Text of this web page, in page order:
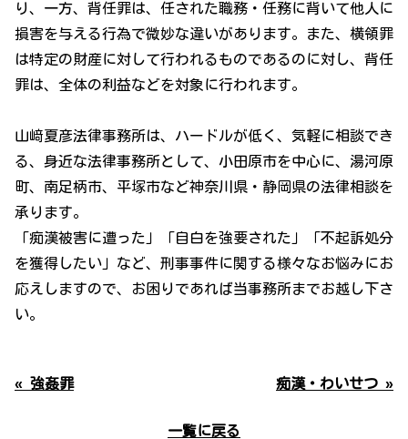
り、一方、背任罪は、任された職務・任務に背いて他人に
損害を与える行為で微妙な違いがあります。また、横領罪
は特定の財産に対して行われるものであるのに対し、背任
罪は、全体の利益などを対象に行われます。
山﨑夏彦法律事務所は、ハードルが低く、気軽に相談でき
る、身近な法律事務所として、小田原市を中心に、湯河原
町、南足柄市、平塚市など神奈川県・静岡県の法律相談を
承ります。
「痴漢被害に遭った」「自白を強要された」「不起訴処分
を獲得したい」など、刑事事件に関する様々なお悩みにお
応えしますので、お困りであれば当事務所までお越し下さ
い。
« 強姦罪 痴漢・わいせつ »
一覧に戻る